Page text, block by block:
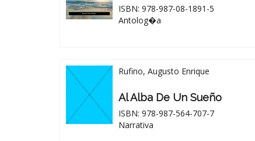
ISBN: 978-987-08-1891-5
Antolog�a
Rufino, Augusto Enrique
Al Alba De Un Sueño
ISBN: 978-987-564-707-7
Narrativa